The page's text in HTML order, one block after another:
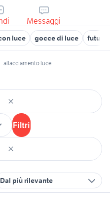
Messaggi
luce gocce di luce futuro
allacciamento luce
Filtri
Dal più rilevante